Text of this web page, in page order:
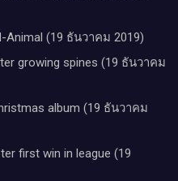
Animal (19 ธันวาคม 2019)
growing spines (19 ธันวาคม
album (19 ธันวาคม
first win in league (19